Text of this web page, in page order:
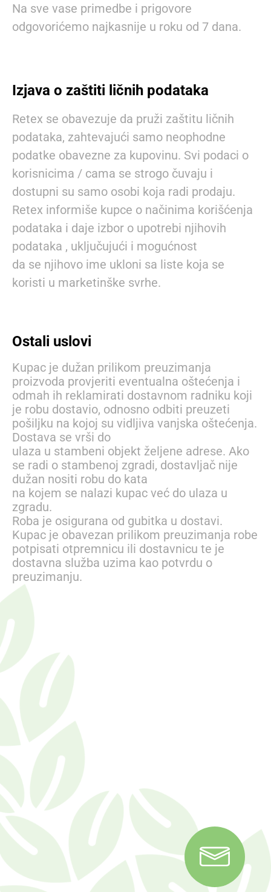
Na sve vase primedbe i prigovore
odgovorićemo najkasnije u roku od 7 dana.
Izjava o zaštiti ličnih podataka
Retex se obavezuje da pruži zaštitu ličnih
podataka, zahtevajući samo neophodne
podatke obavezne za kupovinu. Svi podaci o
korisnicima / cama se strogo čuvaju i
dostupni su samo osobi koja radi prodaju.
Retex informiše kupce o načinima korišćenja
podataka i daje izbor o upotrebi njihovih
podataka , uključujući i mogućnost
da se njihovo ime ukloni sa liste koja se
koristi u marketinške svrhe.
Ostali uslovi
Kupac je dužan prilikom preuzimanja
proizvoda provjeriti eventualna oštećenja i
odmah ih reklamirati dostavnom radniku koji
je robu dostavio, odnosno odbiti preuzeti
pošiljku na kojoj su vidljiva vanjska oštećenja.
Dostava se vrši do
ulaza u stambeni objekt željene adrese. Ako
se radi o stambenoj zgradi, dostavljač nije
dužan nositi robu do kata
na kojem se nalazi kupac već do ulaza u
zgradu.
Roba je osigurana od gubitka u dostavi.
Kupac je obavezan prilikom preuzimanja robe
potpisati otpremnicu ili dostavnicu te je
dostavna služba uzima kao potvrdu o
preuzimanju.